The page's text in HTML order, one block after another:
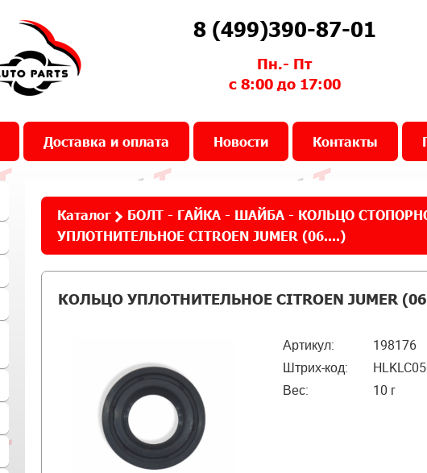
8 (499)390-87-01
Пн.- Пт
с 8:00 до 17:00
Доставка и оплата Новости Контакты
Каталог
БОЛТ - ГАЙКА - ШАЙБА - КОЛЬЦО
УПЛОТНИТЕЛЬНОЕ CITROEN JUMER (06....)
КОЛЬЦО УПЛОТНИТЕЛЬНОЕ CITROEN JUMER
Артикул:
198176
Штрих-код:
Вес:
10 г